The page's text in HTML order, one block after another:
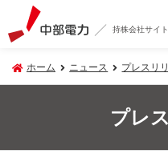
持株会社サイト
ホーム ニュース プレスリ
プレ